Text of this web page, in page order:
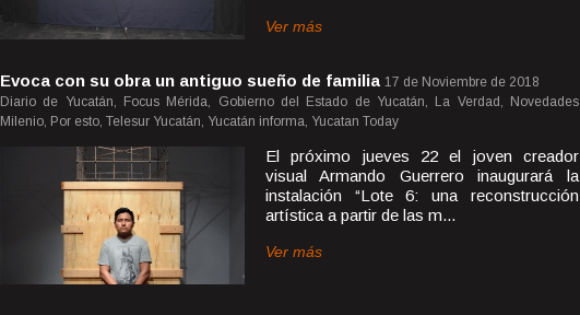
Ver más
Evoca con su obra un antiguo sueño de familia 17 de Noviembre de 2018
Diario de Yucatán, Focus Mérida, Gobierno del Estado de Yucatán, La Verdad, Novedades
Milenio, Por esto, Telesur Yucatán, Yucatán informa, Yucatan Today
El próximo jueves 22 el joven creador
visual Armando Guerrero inaugurará la
instalación “Lote 6: una reconstrucción
artística a partir de las m...
Ver más